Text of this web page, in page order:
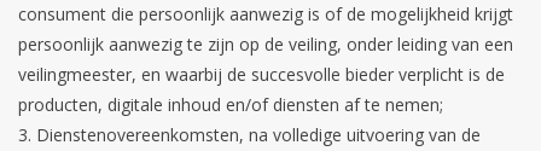
consument die persoonlijk aanwezig is of de mogelijkheid krijgt
persoonlijk aanwezig te zijn op de veiling, onder leiding van een
veilingmeester, en waarbij de succesvolle bieder verplicht is de
producten, digitale inhoud en/of diensten af te nemen;
Dienstenovereenkomsten, na volledige uitvoering van de